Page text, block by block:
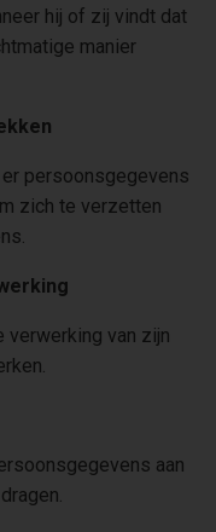
hij of zij vindt dat
manier
persoonsgegevens
zich te verzetten
verwerking van zijn
aan